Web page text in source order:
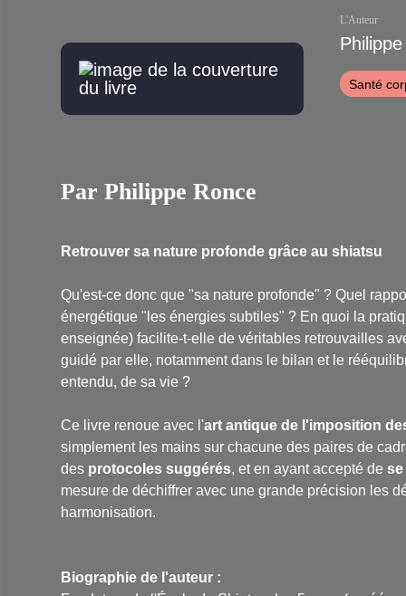
L'Auteur
Santé
Par Philippe Ronce
Retrouver sa nature profonde grâce au shiatsu
Qu'est-ce donc que "sa nature profonde" ? Quel
énergétique "les énergies subtiles" ? En quoi la
enseignée) facilite-t-elle de véritables retrouvailles
guidé par elle, notamment dans le bilan et le
entendu, de sa vie ?
Ce livre renoue avec l'art antique de l'imposition
simplement les mains sur chacune des paires de
des protocoles suggérés, et en ayant accepté de
mesure de déchiffrer avec une grande précision les
harmonisation.
Biographie de l'auteur :